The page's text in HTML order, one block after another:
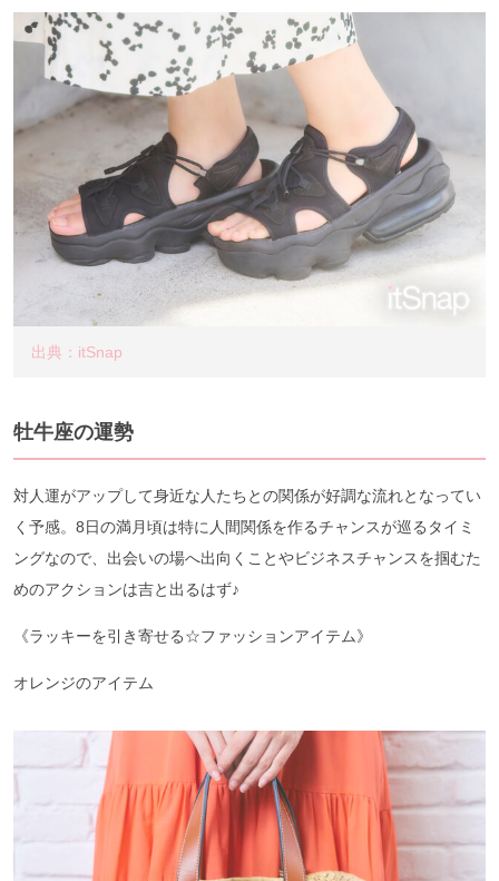
出典：itSnap
牡牛座の運勢
対人運がアップして身近な人たちとの関係が好調な流れとなってい
く予感。8日の満月頃は特に人間関係を作るチャンスが巡るタイミ
ングなので、出会いの場へ出向くことやビジネスチャンスを掴むた
めのアクションは吉と出るはず♪
《ラッキーを引き寄せる☆ファッションアイテム》
オレンジのアイテム